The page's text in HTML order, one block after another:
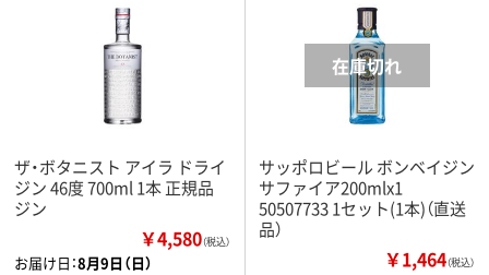
ザ・ボタニスト アイラ ドライ
ジン 46度 700ml 1本 正規品
ジン
￥4,580（税込）
お届け日：8月9日（日）
サッポロビール ボンベイジン
サファイア200mlx1
50507733 1セット(1本)（直送
品）
￥1,464（税込）